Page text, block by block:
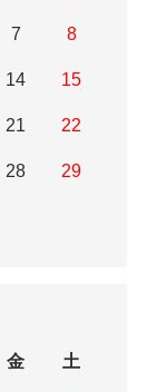
7 8
14 15
21 22
28 29
金 土